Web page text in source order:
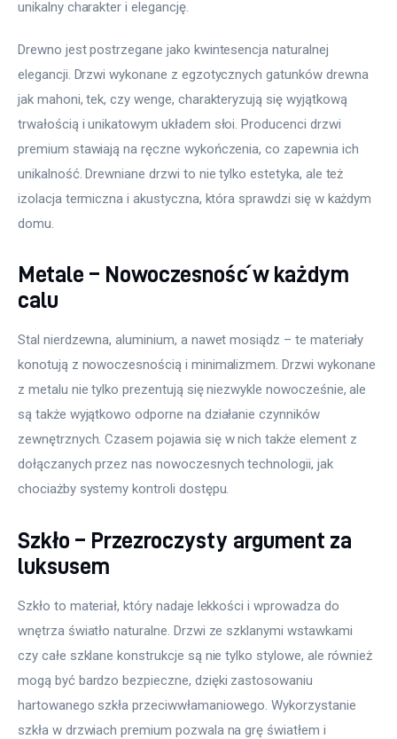
unikalny charakter i elegancję.
Drewno jest postrzegane jako kwintesencja naturalnej
elegancji. Drzwi wykonane z egzotycznych gatunków drewna
jak mahoni, tek, czy wenge, charakteryzują się wyjątkową
trwałością i unikatowym układem słoi. Producenci drzwi
premium stawiają na ręczne wykończenia, co zapewnia ich
unikalność. Drewniane drzwi to nie tylko estetyka, ale też
izolacja termiczna i akustyczna, która sprawdzi się w każdym
domu.
Metale – Nowoczesność w każdym
calu
Stal nierdzewna, aluminium, a nawet mosiądz – te materiały
konotują z nowoczesnością i minimalizmem. Drzwi wykonane
z metalu nie tylko prezentują się niezwykle nowocześnie, ale
są także wyjątkowo odporne na działanie czynników
zewnętrznych. Czasem pojawia się w nich także element z
dołączanych przez nas nowoczesnych technologii, jak
chociażby systemy kontroli dostępu.
Szkło – Przezroczysty argument za
luksusem
Szkło to materiał, który nadaje lekkości i wprowadza do
wnętrza światło naturalne. Drzwi ze szklanymi wstawkami
czy całe szklane konstrukcje są nie tylko stylowe, ale również
mogą być bardzo bezpieczne, dzięki zastosowaniu
hartowanego szkła przeciwwłamaniowego. Wykorzystanie
szkła w drzwiach premium pozwala na grę światłem i